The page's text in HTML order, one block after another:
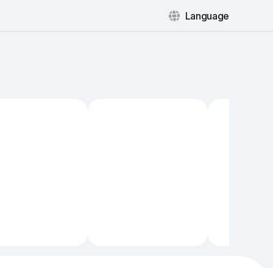
Language